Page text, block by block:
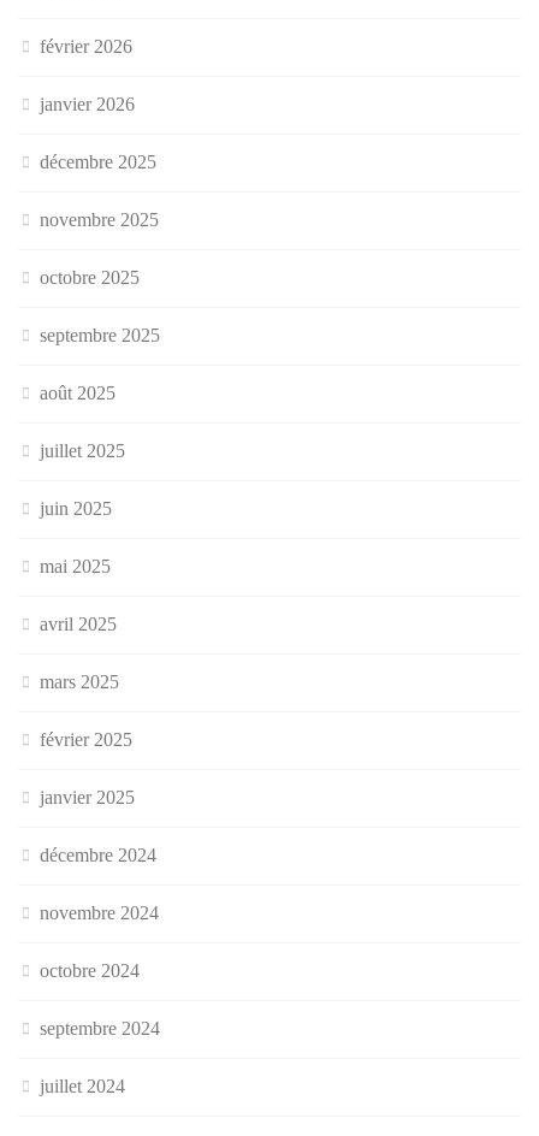
février 2026
janvier 2026
décembre 2025
novembre 2025
octobre 2025
septembre 2025
août 2025
juillet 2025
juin 2025
mai 2025
avril 2025
mars 2025
février 2025
janvier 2025
décembre 2024
novembre 2024
octobre 2024
septembre 2024
juillet 2024